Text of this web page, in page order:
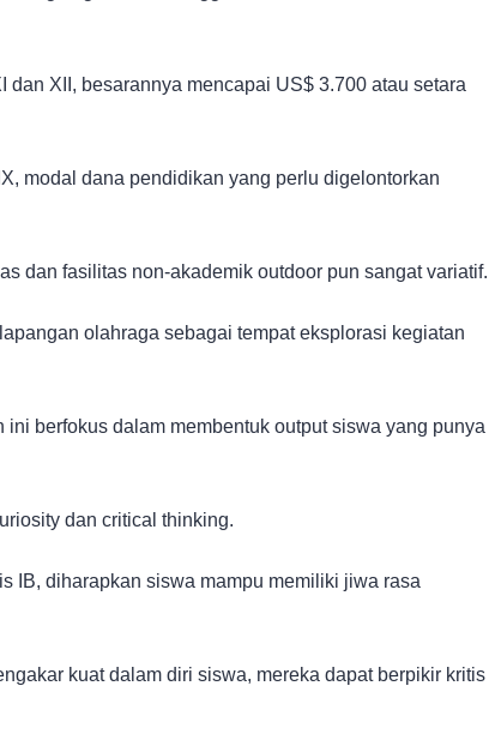
XII, besarannya mencapai US$ 3.700 atau setara
modal dana pendidikan yang perlu digelontorkan
dan fasilitas non-akademik outdoor pun sangat variatif.
olahraga sebagai tempat eksplorasi kegiatan
berfokus dalam membentuk output siswa yang punya
dan critical thinking.
IB, diharapkan siswa mampu memiliki jiwa rasa
kuat dalam diri siswa, mereka dapat berpikir kritis